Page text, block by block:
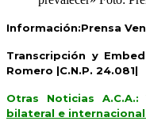
Información:Prensa
Transcripción y
Romero |C.N.P. 24.081|
Otras Noticias A.C.A.:
bilateral e